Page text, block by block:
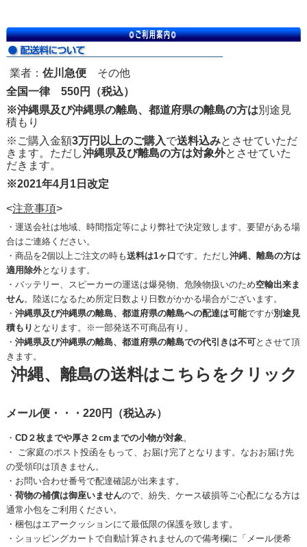
業者： 佐川急便その他
全国一律 550円（税込）
※沖縄県及び沖縄県の離島、都道府県の離島の方は別途見
積もり
※ご購入金額3万円以上のご購入で送料込みとさせていただ
きます。ただし沖縄県及び離島の方は対象外とさせていた
だきます。
※2021年4月1日改定
<注意事項>
・運送会社は地域、時間指定等により弊社で決定致します。要望がある場
合はご連絡ください。
・商品を2個以上ご注文の時も送料は1ヶ口です。ただし沖縄、離島の方は
適用除外となります。
・バッテリー、スピーカーの運送は爆発物、危険物扱いのため空輸出来ま
せん。陸送になるため所定日数より日数がかかる場合がございます。
・ 沖縄県及び沖縄県の離島、都道府県の離島への配達は可能ですが別途見
積もり となります。※一部発送不可商品有り。
・ 沖縄県及び沖縄県の離島、都道府県の離島での代引きは不可とさせて頂
きます。
沖縄、離島の送料はこちらをクリック
メール便・・・220円（税込み）
・ CD２枚までや厚さ２cmまでの小物が対象。
・ ご家庭のポスト投函をもって、お届け完了となります。なおお届け先
の受領印は頂きません。
・お問い合わせ番号で配達確認が出来ます。
・ 荷物の補償は御座いませんので、紛失、ケース破損等ご心配になる方は
通常小包をご利用ください。
・梱包はエアークッションにて最低限の保護を致します。
・ショッピングカートで自動計算されませんので備考欄に「メール便希